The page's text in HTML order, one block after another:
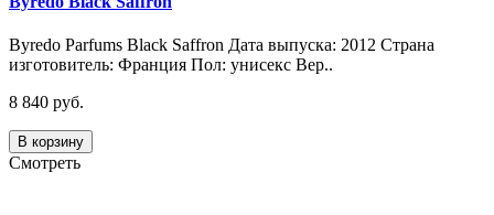
Byredo Parfums Black Saffron Дата выпуска: 2012 Страна
изготовитель: Франция Пол: унисекс Вер..
8 840 руб.
В корзину
Смотреть